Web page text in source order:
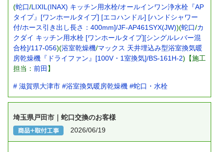
(蛇口/LIXIL(INAX) キッチン用水栓/オールインワン浄水栓『AP
タイプ』[ワンホールタイプ] [エコハンドル] [ハンドシャワー
付/ホース引き出し長さ：400mm]/JF-AP461SYX(JW))(蛇口/カ
クダイ キッチン用水栓 [ワンホールタイプ][シングルレバー混
合栓]/117-056)(浴室乾燥機/マックス 天井埋込み型浴室換気暖
房乾燥機『ドライファン』[100V・1室換気]/BS-161H-2)【施工
担当： 前田 】
# 滋賀県大津市 #浴室換気暖房乾燥機 #蛇口・水栓
埼玉県戸田市｜蛇口交換のお客様
2026/06/19